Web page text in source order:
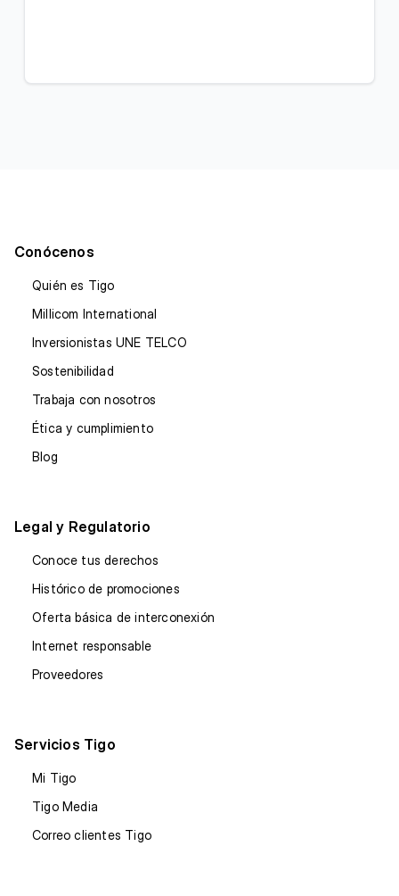
Conócenos
Quién es Tigo
Millicom International
Inversionistas UNE TELCO
Sostenibilidad
Trabaja con nosotros
Ética y cumplimiento
Blog
Legal y Regulatorio
Conoce tus derechos
Histórico de promociones
Oferta básica de interconexión
Internet responsable
Proveedores
Servicios Tigo
Mi Tigo
Tigo Media
Correo clientes Tigo